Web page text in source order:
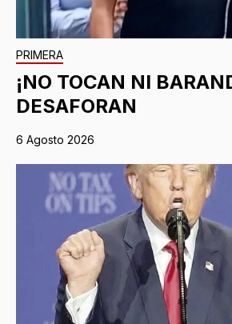
PRIMERA
¡NO TOCAN NI
DESAFORAN
6 Agosto 2026